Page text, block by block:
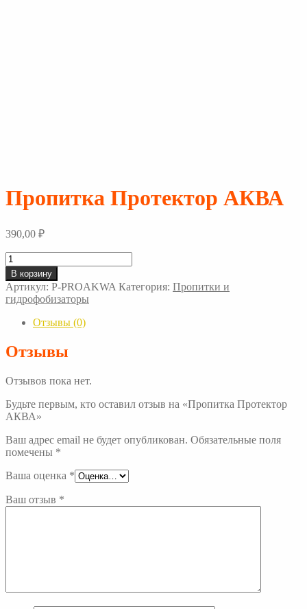
Пропитка Протектор АКВА
390,00 ₽
Количество
товара
Пропитка
Протектор
АКВА
В корзину
Артикул: P-PROAKWA Категория: Пропитки и
гидрофобизаторы
Отзывы (0)
Отзывы
Отзывов пока нет.
Будьте первым, кто оставил отзыв на «Пропитка Протектор
АКВА»
Ваш адрес email не будет опубликован. Обязательные поля
помечены *
Ваша оценка *
Ваш отзыв *